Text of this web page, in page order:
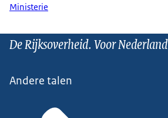
Ministerie
De Rijksoverheid. Voor Nederland
Andere talen